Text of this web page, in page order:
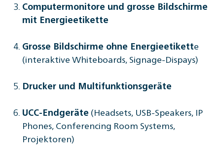
Computermonitore und grosse Bildschirme
mit Energieetikette
Grosse Bildschirme ohne Energieetikette
(interaktive Whiteboards, Signage-Dispays)
Drucker und Multifunktionsgeräte
UCC-Endgeräte (Headsets, USB-Speakers, IP
Phones, Conferencing Room Systems,
Projektoren)